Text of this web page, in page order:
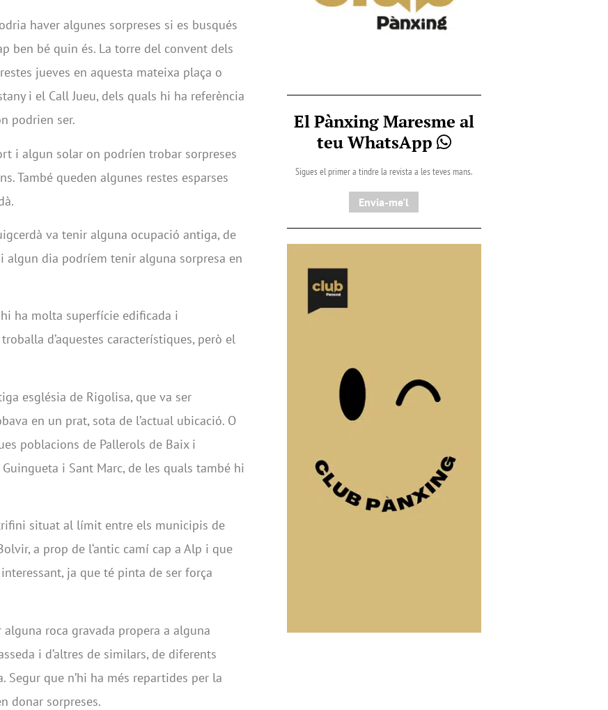
haver algunes sorpreses si es busqués
ben bé quin és. La torre del convent dels
jueves en aquesta mateixa plaça o
i el Call Jueu, dels quals hi ha referència
podrien ser.
i algun solar on podríen trobar sorpreses
També queden algunes restes esparses
va tenir alguna ocupació antiga, de
algun dia podríem tenir alguna sorpresa en
ha molta superfície edificada i
d’aquestes característiques, però el
església de Rigolisa, que va ser
en un prat, sota de l’actual ubicació. O
poblacions de Pallerols de Baix i
i Sant Marc, de les quals també hi
situat al límit entre els municipis de
a prop de l‘antic camí cap a Alp i que
ja que té pinta de ser força
roca gravada propera a alguna
i d’altres de similars, de diferents
Segur que n’hi ha més repartides per la
donar sorpreses.
El Pànxing Maresme al
teu WhatsApp
Sigues el primer a tindre la revista a les teves mans.
Envia-me'l